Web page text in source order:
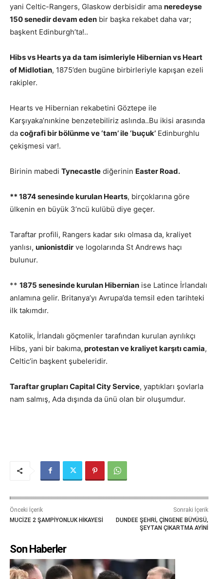
yani Celtic-Rangers, Glaskow derbisidir ama neredeyse
150 senedir devam eden bir başka rekabet daha var;
başkent Edinburgh’ta!..
Hibs vs Hearts ya da tam isimleriyle Hibernian vs Heart
of Midlotian, 1875’den bugüne birbirleriyle kapışan ezeli
rakipler.
Hearts ve Hibernian rekabetini Göztepe ile
Karşıyaka’nınkine benzetebiliriz aslında..Bu ikisi arasında
da coğrafi bir bölünme ve ‘tam’ ile ‘buçuk’ Edinburghlu
çekişmesi var!.
Birinin mabedi Tynecastle diğerinin Easter Road.
** 1874 senesinde kurulan Hearts, birçoklarına göre
ülkenin en büyük 3’ncü kulübü diye geçer.
Taraftar profili, Rangers kadar sıkı olmasa da, kraliyet
yanlısı, unionistdir ve logolarında St Andrews haçı
bulunur.
** 1875 senesinde kurulan Hibernian ise Latince İrlandalı
anlamına gelir. Britanya’yı Avrupa’da temsil eden tarihteki
ilk takımdır.
Katolik, İrlandalı göçmenler tarafından kurulan ayrılıkçı
Hibs, yani bir bakıma, protestan ve kraliyet karşıtı camia,
Celtic’in başkent şubeleridir.
Taraftar grupları Capital City Service, yaptıkları şovlarla
nam salmış, Ada dışında da ünü olan bir oluşumdur.
Önceki İçerik
MUCİZE 2 ŞAMPİYONLUK HİKAYESİ
Sonraki İçerik
DUNDEE ŞEHRİ, ÇİNGENE BÜYÜSÜ,
ŞEYTAN ÇIKARTMA AYİNİ
Son Haberler